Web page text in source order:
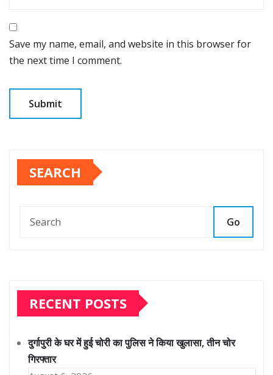
Save my name, email, and website in this browser for
the next time I comment.
SEARCH
Go
RECENT POSTS
दुर्गापुरी के घर में हुई चोरी का पुलिस ने किया खुलासा, तीन चोर
गिरफ्तार